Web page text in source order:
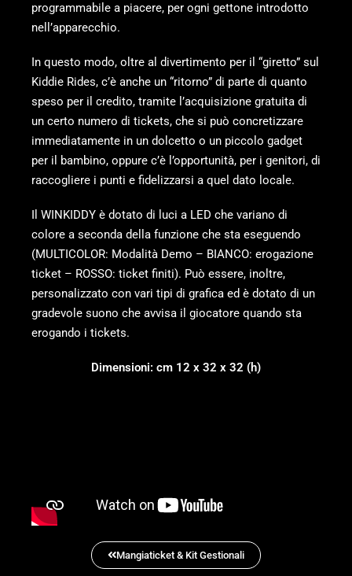
programmabile a piacere, per ogni gettone introdotto
nell’apparecchio.
In questo modo, oltre al divertimento per il “giretto” sul
Kiddie Rides, c’è anche un “ritorno” di parte di quanto
speso per il credito, tramite l’acquisizione gratuita di
un certo numero di tickets, che si può concretizzare
immediatamente in un dolcetto o un piccolo gadget
per il bambino, oppure c’è l’opportunità, per i genitori, di
raccogliere i punti e fidelizzarsi a quel dato locale.
Il WINKIDDY è dotato di luci a LED che variano di
colore a seconda della funzione che sta eseguendo
(MULTICOLOR: Modalità Demo – BIANCO: erogazione
ticket – ROSSO: ticket finiti). Può essere, inoltre,
personalizzato con vari tipi di grafica ed è dotato di un
gradevole suono che avvisa il giocatore quando sta
erogando i tickets.
Dimensioni: cm 12 x 32 x 32 (h)
Mangiaticket & Kit Gestionali